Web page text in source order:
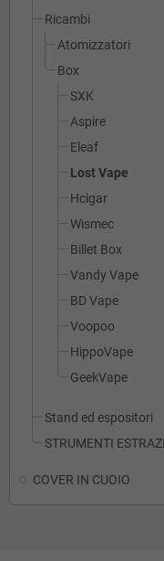
Ricambi
Atomizzatori
Box
SXK
Aspire
Eleaf
Lost Vape
Hcigar
Wismec
Billet Box
Vandy Vape
BD Vape
Voopoo
HippoVape
GeekVape
Stand ed espositori
STRUMENTI
COVER IN CUOIO